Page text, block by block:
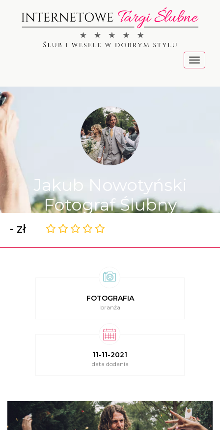
Menu
Jakub Nowotyński
Fotograf Ślubny
- zł
FOTOGRAFIA
branża
11-11-2021
data dodania